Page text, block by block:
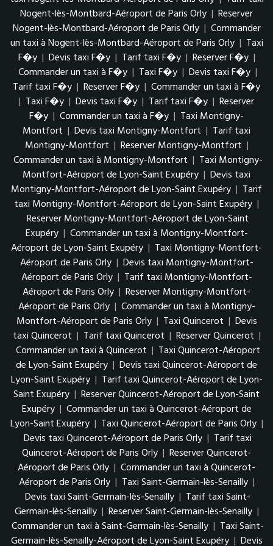
Nogent-lès-Montbard-Aéroport de Paris Orly | Reserver
Nogent-lès-Montbard-Aéroport de Paris Orly | Commander
un taxi à Nogent-lès-Montbard-Aéroport de Paris Orly | Taxi
F�y | Devis taxi F�y | Tarif taxi F�y | Reserver F�y |
Commander un taxi à F�y | Taxi F�y | Devis taxi F�y |
Tarif taxi F�y | Reserver F�y | Commander un taxi à F�y
| Taxi F�y | Devis taxi F�y | Tarif taxi F�y | Reserver
F�y | Commander un taxi à F�y | Taxi Montigny-
Montfort | Devis taxi Montigny-Montfort | Tarif taxi
Montigny-Montfort | Reserver Montigny-Montfort |
Commander un taxi à Montigny-Montfort | Taxi Montigny-
Montfort-Aéroport de Lyon-Saint Exupéry | Devis taxi
Montigny-Montfort-Aéroport de Lyon-Saint Exupéry | Tarif
taxi Montigny-Montfort-Aéroport de Lyon-Saint Exupéry |
Reserver Montigny-Montfort-Aéroport de Lyon-Saint
Exupéry | Commander un taxi à Montigny-Montfort-
Aéroport de Lyon-Saint Exupéry | Taxi Montigny-Montfort-
Aéroport de Paris Orly | Devis taxi Montigny-Montfort-
Aéroport de Paris Orly | Tarif taxi Montigny-Montfort-
Aéroport de Paris Orly | Reserver Montigny-Montfort-
Aéroport de Paris Orly | Commander un taxi à Montigny-
Montfort-Aéroport de Paris Orly | Taxi Quincerot | Devis
taxi Quincerot | Tarif taxi Quincerot | Reserver Quincerot |
Commander un taxi à Quincerot | Taxi Quincerot-Aéroport
de Lyon-Saint Exupéry | Devis taxi Quincerot-Aéroport de
Lyon-Saint Exupéry | Tarif taxi Quincerot-Aéroport de Lyon-
Saint Exupéry | Reserver Quincerot-Aéroport de Lyon-Saint
Exupéry | Commander un taxi à Quincerot-Aéroport de
Lyon-Saint Exupéry | Taxi Quincerot-Aéroport de Paris Orly |
Devis taxi Quincerot-Aéroport de Paris Orly | Tarif taxi
Quincerot-Aéroport de Paris Orly | Reserver Quincerot-
Aéroport de Paris Orly | Commander un taxi à Quincerot-
Aéroport de Paris Orly | Taxi Saint-Germain-lès-Senailly |
Devis taxi Saint-Germain-lès-Senailly | Tarif taxi Saint-
Germain-lès-Senailly | Reserver Saint-Germain-lès-Senailly |
Commander un taxi à Saint-Germain-lès-Senailly | Taxi Saint-
Germain-lès-Senailly-Aéroport de Lyon-Saint Exupéry | Devis